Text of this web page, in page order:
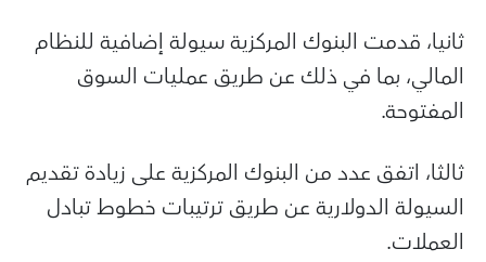
ثانيا، قدمت البنوك المركزية سيولة إضافية للنظام
المالي، بما في ذلك عن طريق عمليات السوق
المفتوحة.
ثالثا، اتفق عدد من البنوك المركزية على زيادة تقديم
السيولة الدولارية عن طريق ترتيبات خطوط تبادل
العملات.